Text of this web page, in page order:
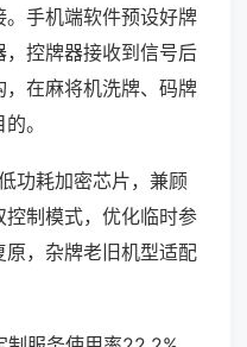
手机端软件预设好牌
控牌器接收到信号后
在麻将机洗牌、码牌
。
功耗加密芯片，兼顾
制模式，优化临时参
，杂牌老旧机型适配